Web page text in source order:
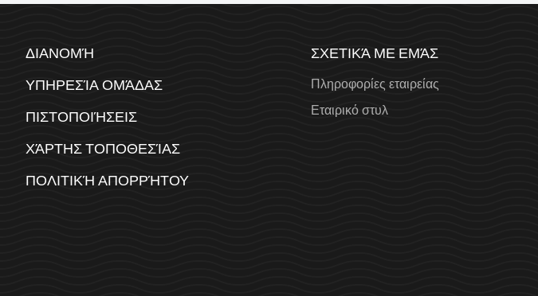
ΔΙΑΝΟΜΉ
ΥΠΗΡΕΣΊΑ ΟΜΆΔΑΣ
ΠΙΣΤΟΠΟΙΉΣΕΙΣ
ΧΆΡΤΗΣ ΤΟΠΟΘΕΣΊΑΣ
ΠΟΛΙΤΙΚΉ ΑΠΟΡΡΉΤΟΥ
ΣΧΕΤΙΚΆ ΜΕ ΕΜΆΣ
Πληροφορίες εταιρείας
Εταιρικό στυλ